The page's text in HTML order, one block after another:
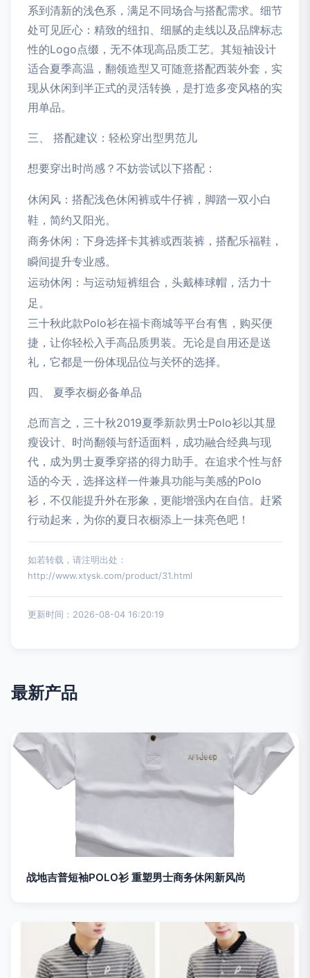
系到清新的浅色系，满足不同场合与搭配需求。细节
处可见匠心：精致的纽扣、细腻的走线以及品牌标志
性的Logo点缀，无不体现高品质工艺。其短袖设计
适合夏季高温，翻领造型又可随意搭配西装外套，实
现从休闲到半正式的灵活转换，是打造多变风格的实
用单品。
三、 搭配建议：轻松穿出型男范儿
想要穿出时尚感？不妨尝试以下搭配：
休闲风：搭配浅色休闲裤或牛仔裤，脚踏一双小白
鞋，简约又阳光。
商务休闲：下身选择卡其裤或西装裤，搭配乐福鞋，
瞬间提升专业感。
运动休闲：与运动短裤组合，头戴棒球帽，活力十
足。
三十秋此款Polo衫在福卡商城等平台有售，购买便
捷，让你轻松入手高品质男装。无论是自用还是送
礼，它都是一份体现品位与关怀的选择。
四、 夏季衣橱必备单品
总而言之，三十秋2019夏季新款男士Polo衫以其显
瘦设计、时尚翻领与舒适面料，成功融合经典与现
代，成为男士夏季穿搭的得力助手。在追求个性与舒
适的今天，选择这样一件兼具功能与美感的Polo
衫，不仅能提升外在形象，更能增强内在自信。赶紧
行动起来，为你的夏日衣橱添上一抹亮色吧！
如若转载，请注明出处：
http://www.xtysk.com/product/31.html
更新时间：2026-08-04 16:20:19
最新产品
战地吉普短袖POLO衫 重塑男士商务休闲新风尚